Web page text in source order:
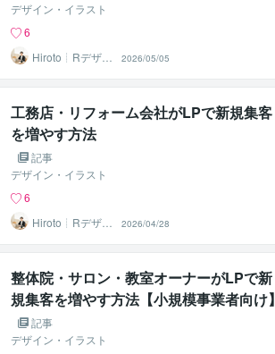
デザイン・イラスト
6
Hiroto┊Rデザイ
ンスタジオ
2026/05/05
工務店・リフォーム会社がLPで新規集客
を増やす方法
記事
デザイン・イラスト
6
Hiroto┊Rデザイ
ンスタジオ
2026/04/28
整体院・サロン・教室オーナーがLPで新
規集客を増やす方法【小規模事業者向け】
記事
デザイン・イラスト